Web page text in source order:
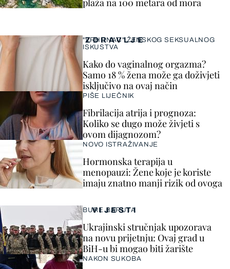
VIJESTI
BURE BARUTA
Ukrajinski stručnjak upozorava
na novu prijetnju: Ovaj grad u
BiH-u bi mogao biti žarište
NAKON SUKOBA
ZDRAVLJE
"VRHUNAC" ŽENSKOG SEKSUALNOG
ISKUSTVA
Kako do vaginalnog orgazma?
Samo 18 % žena može ga doživjeti
isključivo na ovaj način
PIŠE LIJEČNIK
Fibrilacija atrija i prognoza:
Koliko se dugo može živjeti s
ovom dijagnozom?
NOVO ISTRAŽIVANJE
Hormonska terapija u
menopauzi: Žene koje je koriste
imaju znatno manji rizik od ovoga
plaža na 100 metara od mora